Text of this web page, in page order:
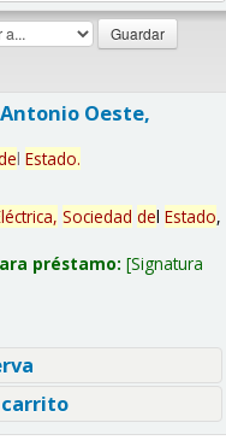
Oeste,
l Estado.
Sociedad del Estado,
préstamo: Signatura